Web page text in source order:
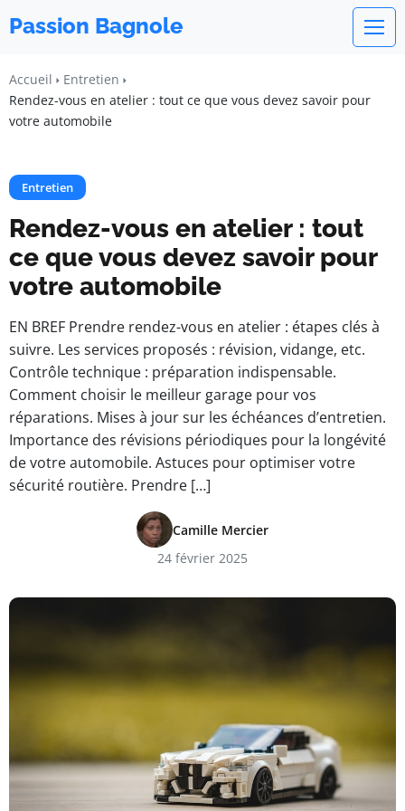
Passion Bagnole
Accueil
Entretien
Rendez-vous en atelier : tout ce que vous devez savoir pour
votre automobile
Entretien
Rendez-vous en atelier : tout
ce que vous devez savoir pour
votre automobile
EN BREF Prendre rendez-vous en atelier : étapes clés à
suivre. Les services proposés : révision, vidange, etc.
Contrôle technique : préparation indispensable.
Comment choisir le meilleur garage pour vos
réparations. Mises à jour sur les échéances d’entretien.
Importance des révisions périodiques pour la longévité
de votre automobile. Astuces pour optimiser votre
sécurité routière. Prendre […]
Camille Mercier
24 février 2025